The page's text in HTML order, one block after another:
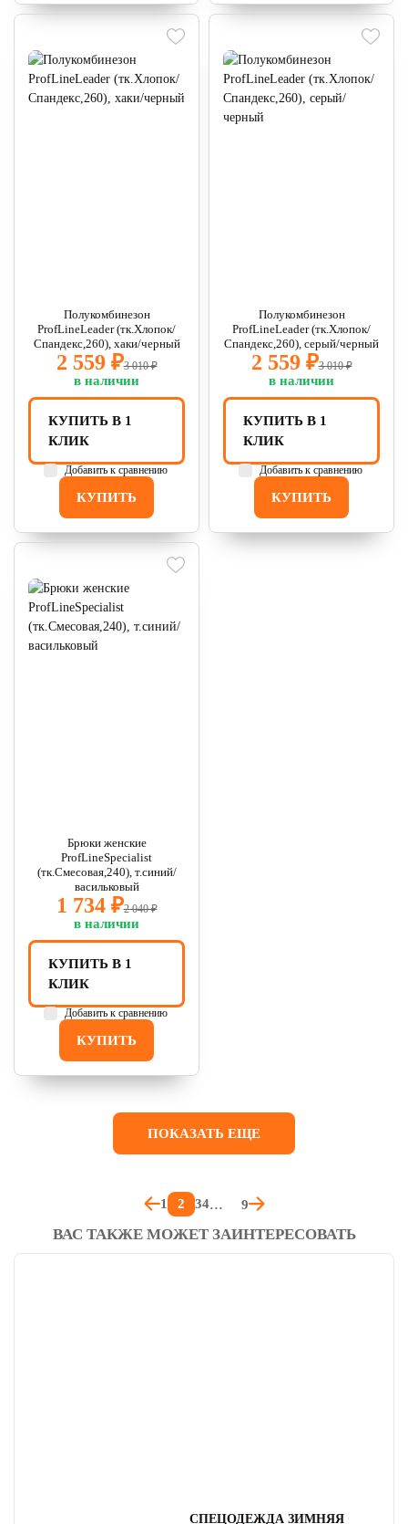
Полукомбинезон
ProfLineLeader (тк.Хлопок/
Спандекс,260), хаки/черный
2 559 ₽3 010 ₽
в наличии
КУПИТЬ
КУПИТЬ В 1
КЛИК
Добавить к сравнению
Полукомбинезон
ProfLineLeader (тк.Хлопок/
Спандекс,260), серый/черный
2 559 ₽3 010 ₽
в наличии
КУПИТЬ
КУПИТЬ В 1
КЛИК
Добавить к сравнению
Брюки женские
ProfLineSpecialist
(тк.Смесовая,240), т.синий/
васильковый
1 734 ₽2 040 ₽
в наличии
КУПИТЬ
КУПИТЬ В 1
КЛИК
Добавить к сравнению
ПОКАЗАТЬ ЕЩЕ
1 2 34 9
ВАС ТАКЖЕ МОЖЕТ ЗАИНТЕРЕСОВАТЬ
СПЕЦОДЕЖДА ЗИМНЯЯ